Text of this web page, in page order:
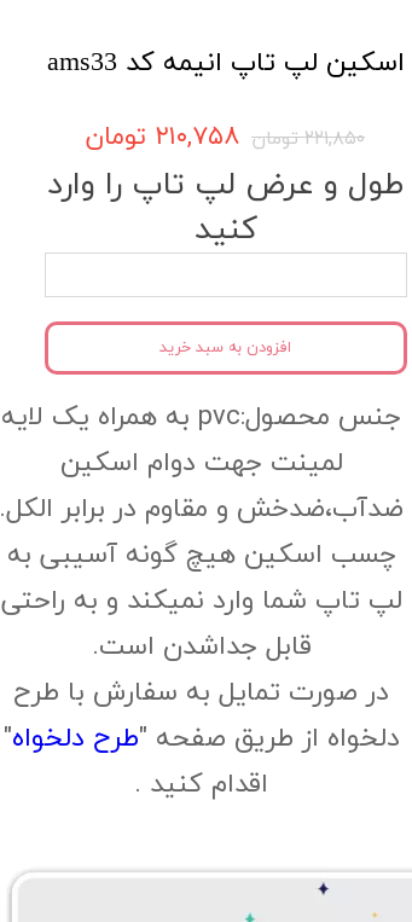
اسکین لپ تاپ انیمه کد ams33
۲۲۱,۸۵۰ تومان ۲۱۰,۷۵۸ تومان
جنس محصول:pvc به همراه یک لایه
لمینت جهت دوام اسکین
ضدآب،ضدخش و مقاوم در برابر الکل.
چسب اسکین هیچ گونه آسیبی به
لپ تاپ شما وارد نمیکند و به راحتی
قابل جداشدن است.
در صورت تمایل به سفارش با طرح
دلخواه از طریق صفحه "طرح دلخواه"
اقدام کنید .
طول و عرض لپ تاپ را وارد
کنید
افزودن به سبد خرید